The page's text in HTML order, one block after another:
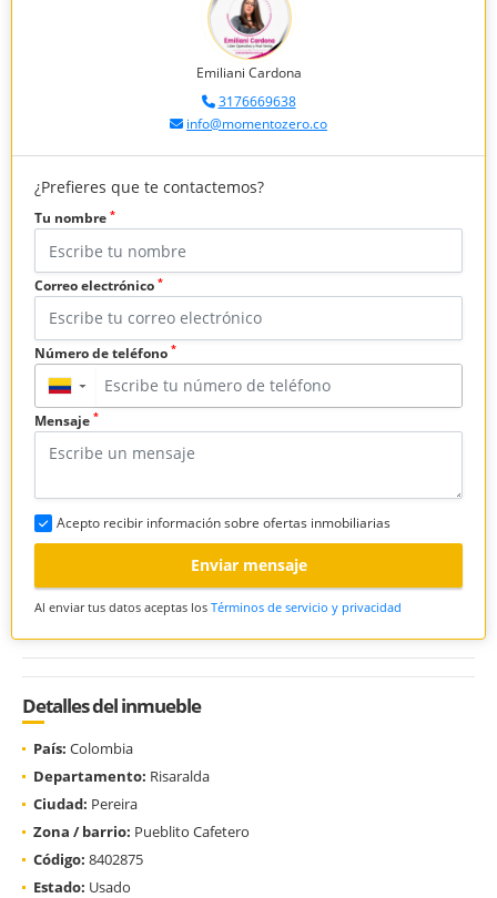
Emiliani Cardona
3176669638
info@momentozero.co
¿Prefieres que te contactemos?
Tu nombre *
Correo electrónico *
Número de teléfono *
▼
Mensaje *
Acepto recibir información sobre ofertas inmobiliarias
Enviar mensaje
Al enviar tus datos aceptas los Términos de servicio y privacidad
Detalles del inmueble
País: Colombia
Departamento: Risaralda
Ciudad: Pereira
Zona / barrio: Pueblito Cafetero
Código: 8402875
Estado: Usado